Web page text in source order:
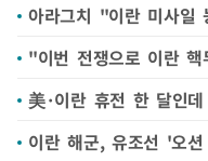
"이번 전쟁으로 이란
美·이란 휴전 한 달인
이란 해군, 유조선 '오